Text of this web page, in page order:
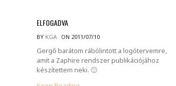
ELFOGADVA
BY KGA ON 2011/07/10
Gergő barátom rábólintott a logótervemre,
amit a Zaphire rendszer publikációjához
készítettem neki. 🙂